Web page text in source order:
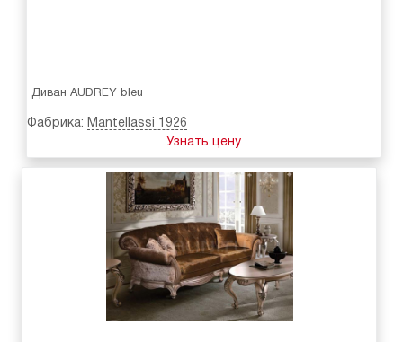
Диван AUDREY bleu
Фабрика: Mantellassi 1926
Узнать цену